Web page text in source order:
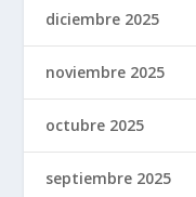
diciembre 2025
noviembre 2025
octubre 2025
septiembre 2025